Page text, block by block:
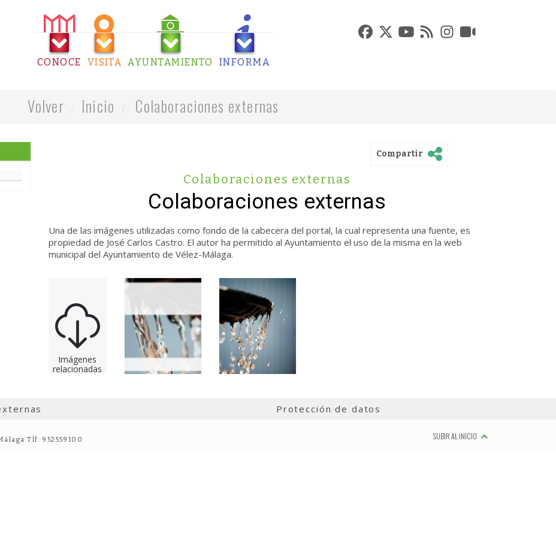
CONOCE VISITA AYUNTAMIENTO INFORMA
Volver Inicio Colaboraciones externas
Compartir
Colaboraciones externas
Colaboraciones externas
Una de las imágenes utilizadas como fondo de la cabecera del portal, la cual representa una fuente, es
propiedad de José Carlos Castro. El autor ha permitido al Ayuntamiento el uso de la misma en la web
municipal del Ayuntamiento de Vélez-Málaga.
Imágenes
relacionadas
Protección de datos
Tlf: 952559100 SUBIR AL INICIO